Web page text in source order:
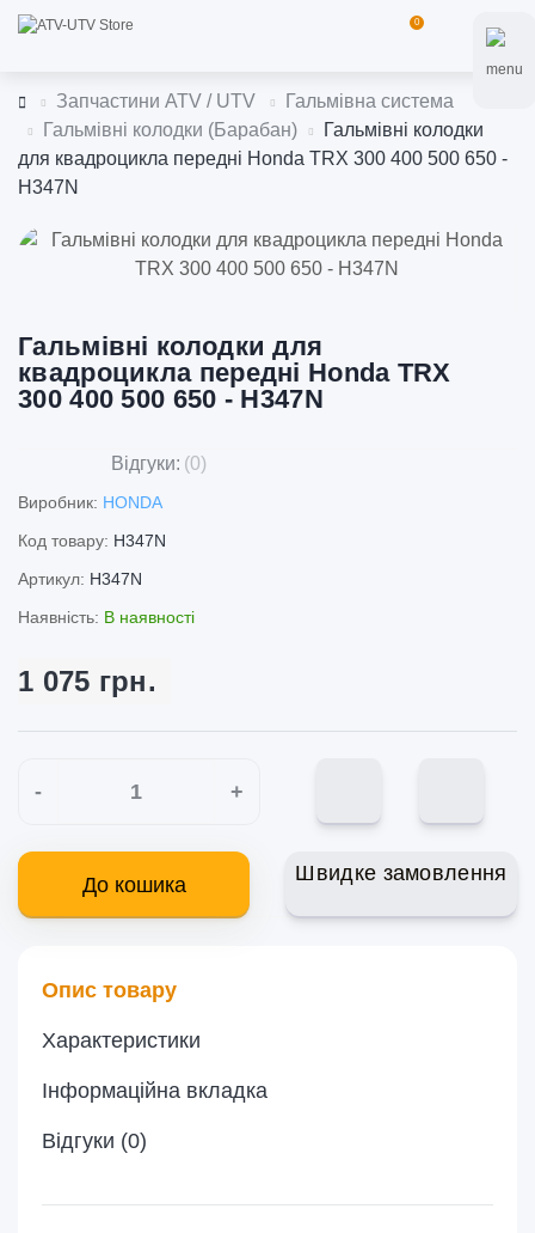
0
Запчастини ATV / UTV
Гальмівна система
Гальмівні колодки (Барабан)
Гальмівні колодки
для квадроцикла передні Honda TRX 300 400 500 650 -
H347N
Гальмівні колодки для
квадроцикла передні Honda TRX
300 400 500 650 - H347N
Відгуки: (0)
Виробник: HONDA
Код товару: H347N
Артикул: H347N
Наявність: В наявності
1 075 грн.
- +
До кошика Швидке замовлення
Опис товару
Характеристики
Інформаційна вкладка
Відгуки (0)